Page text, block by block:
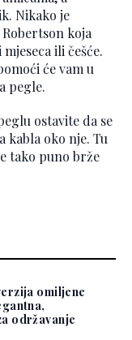
Nikako je
koja
ili češće.
će vam u
pegle.
ostavite da se
kabla oko nje. Tu
tako puno brže
omiljene
održavanje